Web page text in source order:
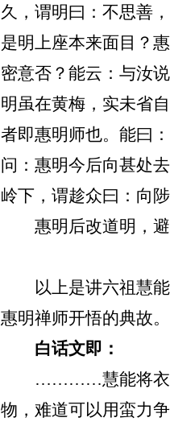
久，谓明曰：不思善
是明上座本来面目？
密意否？能云：与汝
明虽在黄梅，实未省
者即惠明师也。能曰
问：惠明今后向甚处
岭下，谓趁众曰：向
惠明后改道明，避
以上是讲六祖慧
惠明禅师开悟的典故。
白话文即：
…………慧能将衣
物，难道可以用蛮力